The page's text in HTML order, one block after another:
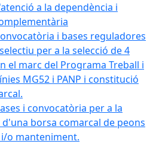
a la dependència i
i bases reguladores
per a la selecció de 4
el marc del Programa Treball i
MG52 i PANP i constitució
i convocatòria per a la
borsa comarcal de peons
o manteniment.